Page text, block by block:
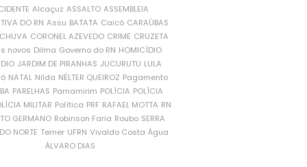
Alcaçuz ASSALTO ASSEMBLEIA
DO RN Assu BATATA Caicó CARAÚBAS
CORONEL AZEVEDO CRIME CRUZETA
novos Dilma Governo do RN HOMICÍDIO
JARDIM DE PIRANHAS JUCURUTU LULA
NATAL Nilda NÉLTER QUEIROZ Pagamento
PARELHAS Parnamirim POLÍCIA POLÍCIA
MILITAR Política PRF RAFAEL MOTTA RN
GERMANO Robinson Faria Roubo SERRA
NORTE Temer UFRN Vivaldo Costa Água
ÁLVARO DIAS